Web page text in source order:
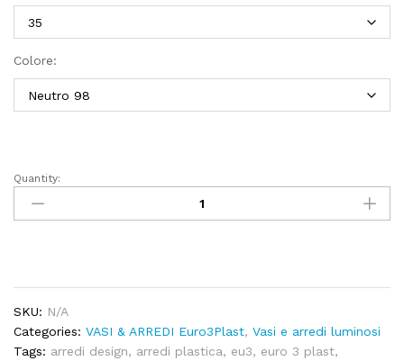
Colore:
Vaso
KIAM
light
Quantity:
SKU: N/A
Categories: VASI & ARREDI Euro3Plast, Vasi e arredi luminosi
Tags: arredi design, arredi plastica, eu3, euro 3 plast,